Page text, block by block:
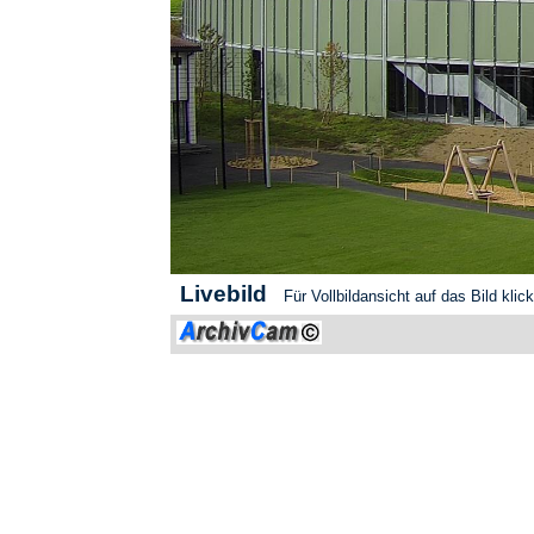
Livebild Für Vollbildansicht auf das Bild